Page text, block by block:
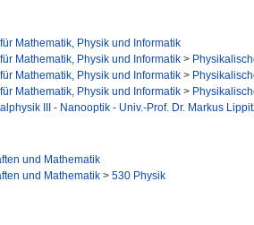
Mathematik, Physik und Informatik
Mathematik, Physik und Informatik >
Mathematik, Physik und Informatik >
Mathematik, Physik und Informatik >
III - Nanooptik - Univ.-Prof. Dr. Markus
und Mathematik
und Mathematik > 530 Physik